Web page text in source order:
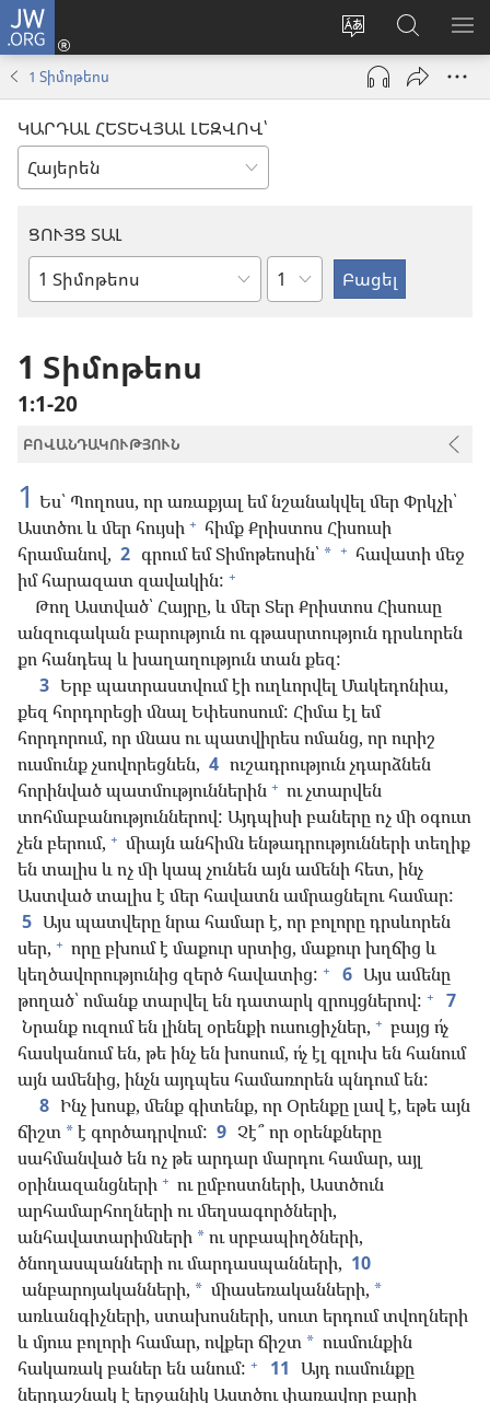
JW.ORG
Փոխել
կայքի
լեզուն
Մուտքագրվել
(բացվումՈրոնում
JW.ORG
կայքում
1 Տիմոթեոս
ԿԱՐԴԱԼ ՀԵՏԵՎՅԱԼ ԼԵԶՎՈՎ՝
ՑՈՒՅՑ ՏԱԼ
Աստվածաշնչյան
Ըստ
գլուխների
1 Տիմոթեոս
1։1-20
ԲՈՎԱՆԴԱԿՈՒԹՅՈՒՆ
1 Ես՝ Պողոսս, որ առաքյալ եմ նշանակվել մեր Փրկչի՝
Աստծու և մեր հույսի + հիմք Քրիստոս Հիսուսի
հրամանով, 2 գրում եմ Տիմոթեոսին՝ * + հավատի մեջ
իմ հարազատ զավակին: +
Թող Աստված՝ Հայրը, և մեր Տեր Քրիստոս Հիսուսը
անզուգական բարություն ու գթասրտություն դրսևորեն
քո հանդեպ և խաղաղություն տան քեզ:
3 Երբ պատրաստվում էի ուղևորվել Մակեդոնիա,
քեզ հորդորեցի մնալ Եփեսոսում: Հիմա էլ եմ
հորդորում, որ մնաս ու պատվիրես ոմանց, որ ուրիշ
ուսմունք չսովորեցնեն, 4 ուշադրություն չդարձնեն
հորինված պատմություններին + ու չտարվեն
տոհմաբանություններով: Այդպիսի բաները ոչ մի օգուտ
չեն բերում, + միայն անհիմն ենթադրությունների տեղիք
են տալիս և ոչ մի կապ չունեն այն ամենի հետ, ինչ
Աստված տալիս է մեր հավատն ամրացնելու համար:
5 Այս պատվերը նրա համար է, որ բոլորը դրսևորեն
սեր, + որը բխում է մաքուր սրտից, մաքուր խղճից և
կեղծավորությունից զերծ հավատից: + 6 Այս ամենը
թողած՝ ոմանք տարվել են դատարկ զրույցներով: +
7
Նրանք ուզում են լինել օրենքի ուսուցիչներ, + բայց ո՛չ
հասկանում են, թե ինչ են խոսում, ո՛չ էլ գլուխ են հանում
այն ամենից, ինչն այդպես համառորեն պնդում են:
8 Ինչ խոսք, մենք գիտենք, որ Օրենքը լավ է, եթե այն
ճիշտ *է գործադրվում: 9 Չէ՞ որ օրենքները
սահմանված են ոչ թե արդար մարդու համար, այլ
օրինազանցների + ու ըմբոստների, Աստծուն
արհամարհողների ու մեղսագործների,
անհավատարիմների *ու սրբապիղծների,
ծնողասպանների ու մարդասպանների, 10
անբարոյականների, * միասեռականների, *
առևանգիչների, ստախոսների, սուտ երդում տվողների
և մյուս բոլորի համար, ովքեր ճիշտ * ուսմունքին
հակառակ բաներ են անում: + 11 Այդ ուսմունքը
ներդաշնակ է երջանիկ Աստծու փառավոր բարի